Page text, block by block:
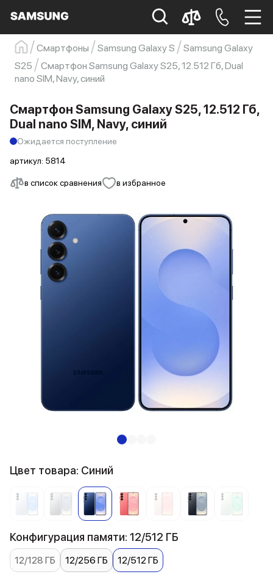
Samsung Смартфон s23
s23 ultra
Galaxy S22
s21
Смартфоны Samsung Galaxy S
Samsung Galaxy
S25
Смартфон Samsung Galaxy S25, 12.512 Гб, Dual
nano SIM, Navy, синий
в список сравнения в избранное
Смартфон Samsung Galaxy S25, 12.512 Гб,
Dual nano SIM, Navy, синий
Ожидается поступление
артикул: 5814
Цвет товара: Синий
Конфигурация памяти: 12/512 ГБ
12/128 ГБ 12/256 ГБ 12/512 ГБ